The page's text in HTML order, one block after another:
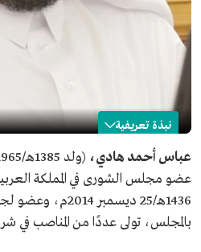
نبذة تعريفية
عباس هادي
الاسم
عباس هادي.
تاريخ الميلاد
1965م.
مكان الميلاد
الطائف.
عباس أحمد هادي،
1436هـ/25 ديسمبر
بالمجلس، تولى عددًا من المناصب في